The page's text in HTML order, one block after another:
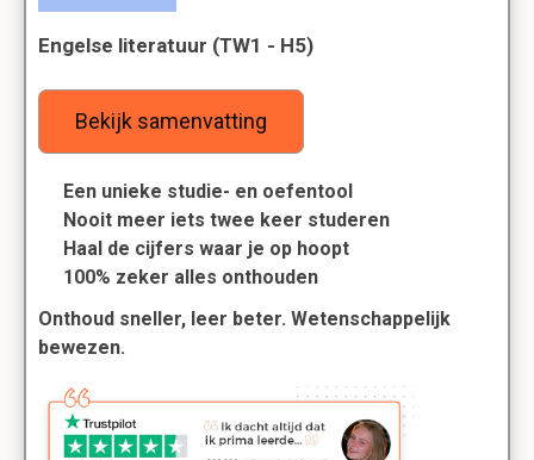
Engelse literatuur (TW1 - H5)
Bekijk samenvatting
Een unieke studie- en oefentool
Nooit meer iets twee keer studeren
Haal de cijfers waar je op hoopt
100% zeker alles onthouden
Onthoud sneller, leer beter. Wetenschappelijk
bewezen.